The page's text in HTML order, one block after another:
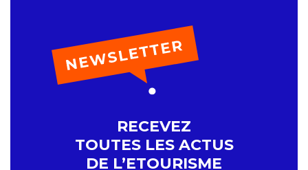
RECEVEZ
TOUTES LES ACTUS
DE L’ETOURISME